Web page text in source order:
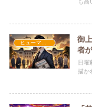
も高
御
者
日曜
描か